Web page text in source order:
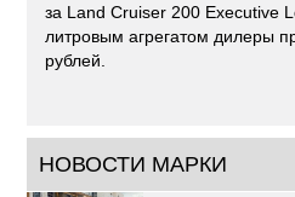
за Land Cruiser 200 Executive
литровым агрегатом дилеры
рублей.
НОВОСТИ МАРКИ